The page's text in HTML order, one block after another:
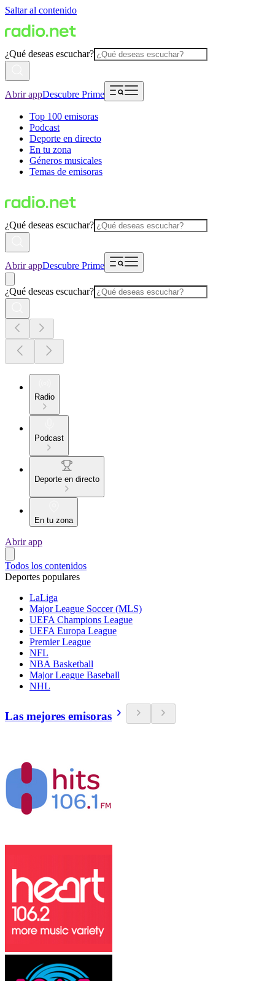
Saltar al contenido
¿Qué deseas escuchar?
Abrir appDescubre Prime
Top 100 emisoras
Podcast
Deporte en directo
En tu zona
Géneros musicales
Temas de emisoras
¿Qué deseas escuchar?
Abrir appDescubre Prime
¿Qué deseas escuchar?
Radio
Podcast
Deporte en directo
En tu zona
Abrir app
Todos los contenidos
Deportes populares
LaLiga
Major League Soccer (MLS)
UEFA Champions League
UEFA Europa League
Premier League
NFL
NBA Basketball
Major League Baseball
NHL
Las mejores emisoras